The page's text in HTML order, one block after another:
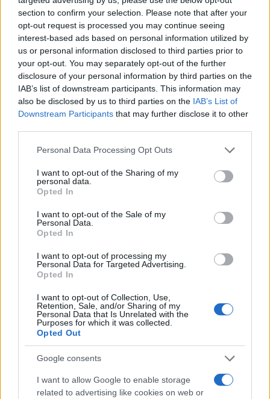
section to confirm your selection. Please note that after your
opt-out request is processed you may continue seeing
interest-based ads based on personal information utilized by
us or personal information disclosed to third parties prior to
your opt-out. You may separately opt-out of the further
disclosure of your personal information by third parties on the
IAB’s list of downstream participants. This information may
also be disclosed by us to third parties on the IAB’s List of
Downstream Participants that may further disclose it to other
Please note that this website/app uses one or more Google
not limited to your visit or usage behaviour. You may click to
grant or deny consent to Google and its third-party tags to
use your data for below specified purposes in below Google
consent section.
Personal Data Processing Opt Outs
I want to opt-out of the Sharing of my
personal data.
Opted In
I want to opt-out of the Sale of my
Personal Data.
Opted In
I want to opt-out of processing my
Personal Data for Targeted Advertising.
Opted In
I want to opt-out of Collection, Use,
Retention, Sale, and/or Sharing of my
Personal Data that Is Unrelated with the
Purposes for which it was collected.
Opted Out
Google consents
I want to allow Google to enable storage
related to advertising like cookies on web or
affrontare problemi complessi e migliorare la
nostra vita in modi mai visti prima. È
fondamentale rimanere informati e impegnati
nel plasmare un futuro in cui l’IA sia un
motore di progresso e benessere per tutti.
Vuoi rimuovere le pubblicità nazionali?
cliccandoqui
Sei già abbonato?
Puoi effettuare l'accesso andando nella
sezioneLogin
TEMI:
Applicazioni Intelligenza Artificiale
Come Usare Intelligenza Artificiale
Evoluzione Intelligenza Artificiale
Futuro Intelligenza Artificiale
Intelligenza Artificiale
Sfide Intelligenza Artificiale